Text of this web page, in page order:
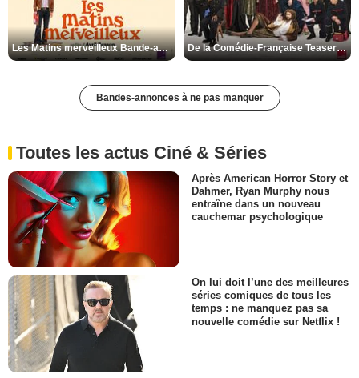
Les Matins merveilleux Bande-annonce VF De la Comédie-Française Teaser VF
Bandes-annonces à ne pas manquer
Toutes les actus Ciné & Séries
Après American Horror Story et
Dahmer, Ryan Murphy nous
entraîne dans un nouveau
cauchemar psychologique
On lui doit l’une des meilleures
séries comiques de tous les
temps : ne manquez pas sa
nouvelle comédie sur Netflix !